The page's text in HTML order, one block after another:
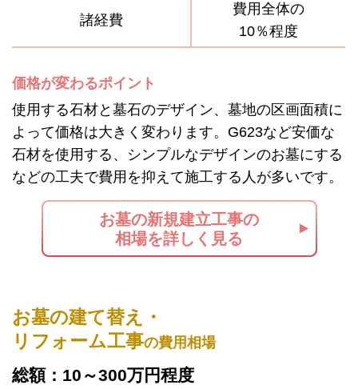
諸経費
費用全体の
10％程度
価格が変わるポイント
使用する石材と墓石のデザイン、墓地の区画面積に
よって価格は大きく変わります。G623など安価な
石材を使用する、シンプルなデザインのお墓にする
などの工夫で費用を抑えて施工する人が多いです。
お墓の新規建立工事の
相場を詳しく見る
お墓の建て替え・
リフォーム工事の費用相場
総額：10～300万円程度